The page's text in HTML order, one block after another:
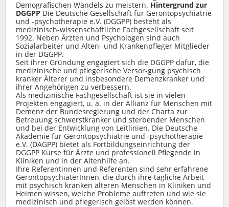
Demografischen Wandels zu meistern. Hintergrund zur
DGGPP Die Deutsche Gesellschaft für Gerontopsychiatrie
und -psychotherapie e.V. (DGGPP) besteht als
medizinisch-wissenschaftliche Fachgesellschaft seit
1992. Neben Ärzten und Psychologen sind auch
Sozialarbeiter und Alten- und Krankenpfleger Mitglieder
in der DGGPP.
Seit ihrer Gründung engagiert sich die DGGPP dafür, die
medizinische und pflegerische Versor-gung psychisch
kranker Älterer und insbesondere Demenzkranker und
ihrer Angehörigen zu verbessern.
Als medizinische Fachgesellschaft ist sie in vielen
Projekten engagiert, u. a. in der Allianz für Menschen mit
Demenz der Bundesregierung und der Charta zur
Betreuung schwerstkranker und sterbender Menschen
und bei der Entwicklung von Leitlinien. Die Deutsche
Akademie für Gerontopsychiatrie und -psychotherapie
e.V. (DAGPP) bietet als Fortbildungseinrichtung der
DGGPP Kurse für Ärzte und professionell Pflegende in
Kliniken und in der Altenhilfe an.
Ihre Referentinnen und Referenten sind sehr erfahrene
GerontopsychiaterInnen, die durch ihre tägliche Arbeit
mit psychisch kranken älteren Menschen in Kliniken und
Heimen wissen, welche Probleme auftreten und wie sie
medizinisch und pflegerisch gelöst werden können.